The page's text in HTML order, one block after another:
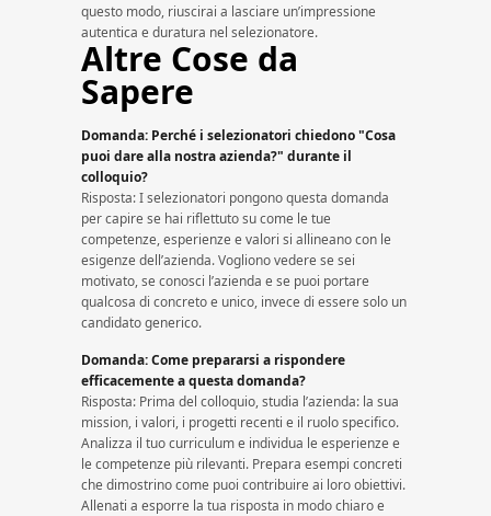
questo modo, riuscirai a lasciare un’impressione
autentica e duratura nel selezionatore.
Altre Cose da
Sapere
Domanda: Perché i selezionatori chiedono "Cosa
puoi dare alla nostra azienda?" durante il
colloquio?
Risposta: I selezionatori pongono questa domanda
per capire se hai riflettuto su come le tue
competenze, esperienze e valori si allineano con le
esigenze dell’azienda. Vogliono vedere se sei
motivato, se conosci l’azienda e se puoi portare
qualcosa di concreto e unico, invece di essere solo un
candidato generico.
Domanda: Come prepararsi a rispondere
efficacemente a questa domanda?
Risposta: Prima del colloquio, studia l’azienda: la sua
mission, i valori, i progetti recenti e il ruolo specifico.
Analizza il tuo curriculum e individua le esperienze e
le competenze più rilevanti. Prepara esempi concreti
che dimostrino come puoi contribuire ai loro obiettivi.
Allenati a esporre la tua risposta in modo chiaro e